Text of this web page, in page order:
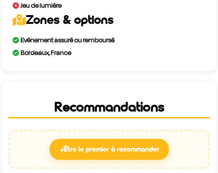
Jeu de lumière
Zones & options
Evènement assuré ou remboursé
Bordeaux, France
Recommandations
+Être le premier à recommander